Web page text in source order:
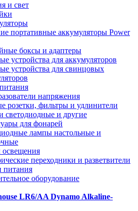
и свет
портативные аккумуляторы Power
боксы и адаптеры
устройства для аккумуляторов
устройства для свинцовых
напряжения
розетки, фильтры и удлинители
светодиодные и другие
для фонарей
лампы настольные и
переходники и разветвители
питания
оборудование
LR6/AA Dynamo Alkaline-